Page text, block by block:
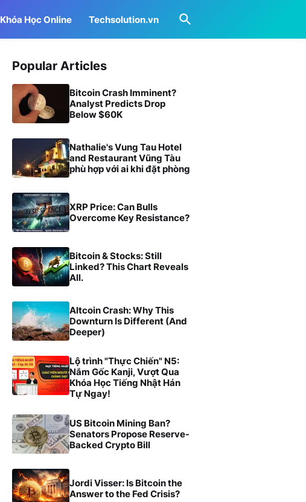
Khóa Học Online Techsolution.vn
Popular Articles
Bitcoin Crash Imminent?
Analyst Predicts Drop
Below $60K
Nathalie's Vung Tau Hotel
and Restaurant Vũng Tàu
phù hợp với ai khi đặt phòng
XRP Price: Can Bulls
Overcome Key Resistance?
Bitcoin & Stocks: Still
Linked? This Chart Reveals
All.
Altcoin Crash: Why This
Downturn Is Different (And
Deeper)
Lộ trình "Thực Chiến" N5:
Nắm Gốc Kanji, Vượt Qua
Khóa Học Tiếng Nhật Hán
Tự Ngay!
US Bitcoin Mining Ban?
Senators Propose Reserve-
Backed Crypto Bill
Jordi Visser: Is Bitcoin the
Answer to the Fed Crisis?